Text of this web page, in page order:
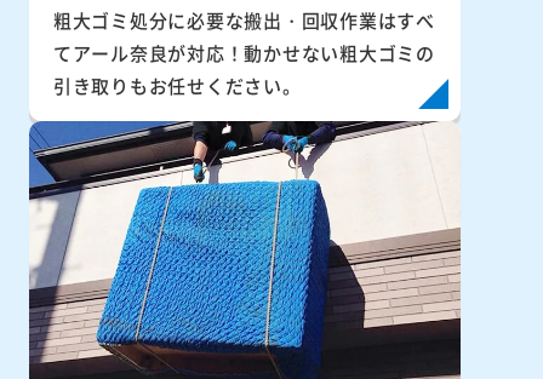
粗大ゴミ処分に必要な搬出・回収作業はすべ
てアール奈良が対応！動かせない粗大ゴミの
引き取りもお任せください。